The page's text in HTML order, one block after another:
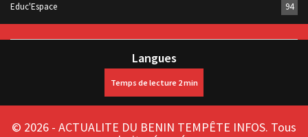
Educ'Espace 94
Langues
© 2026 - ACTUALITE DU BENIN TEMPÊTE INFOS. Tous